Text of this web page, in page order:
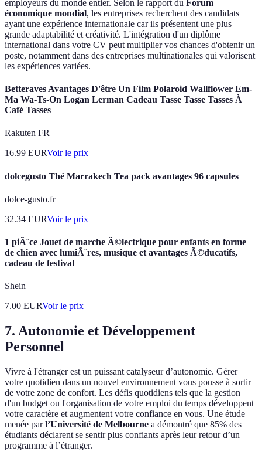
employeurs du monde entier. Selon le rapport du Forum
économique mondial, les entreprises recherchent des candidats
ayant une expérience internationale car ils présentent une plus
grande adaptabilité et créativité. L'intégration d'un diplôme
international dans votre CV peut multiplier vos chances d'obtenir un
poste, notamment dans des entreprises multinationales qui valorisent
les expériences variées.
Betteraves Avantages D'être Un Film Polaroid Wallflower Em-
Ma Wa-Ts-On Logan Lerman Cadeau Tasse Tasse Tasses À
Café Tasses
Rakuten FR
16.99 EURVoir le prix
dolcegusto Thé Marrakech Tea pack avantages 96 capsules
dolce-gusto.fr
32.34 EURVoir le prix
1 piÃ¨ce Jouet de marche Ã©lectrique pour enfants en forme
de chien avec lumiÃ¨res, musique et avantages Ã©ducatifs,
cadeau de festival
Shein
7.00 EURVoir le prix
7. Autonomie et Développement
Personnel
Vivre à l'étranger est un puissant catalyseur d’autonomie. Gérer
votre quotidien dans un nouvel environnement vous pousse à sortir
de votre zone de confort. Les défis quotidiens tels que la gestion
d'un budget ou l'organisation de votre emploi du temps développent
votre caractère et augmentent votre confiance en vous. Une étude
menée parl’Université de Melbourne a démontré que 85% des
étudiants déclarent se sentir plus confiants après leur retour d’un
programme à l’étranger.